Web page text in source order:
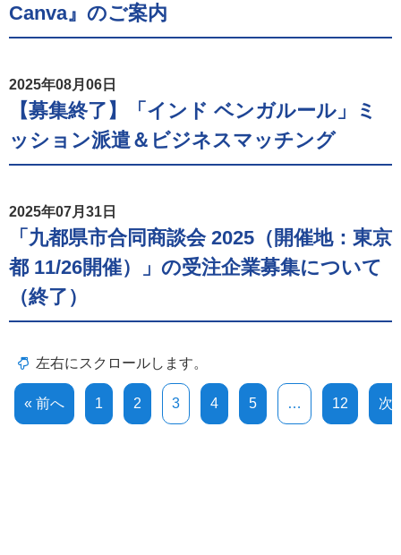
Canva』のご案内
2025年08月06日
【募集終了】「インド ベンガルール」ミ
ッション派遣＆ビジネスマッチング
2025年07月31日
「九都県市合同商談会 2025（開催地：東京
都 11/26開催）」の受注企業募集について
（終了）
« 前へ 1 2 3 4 5 … 12 次